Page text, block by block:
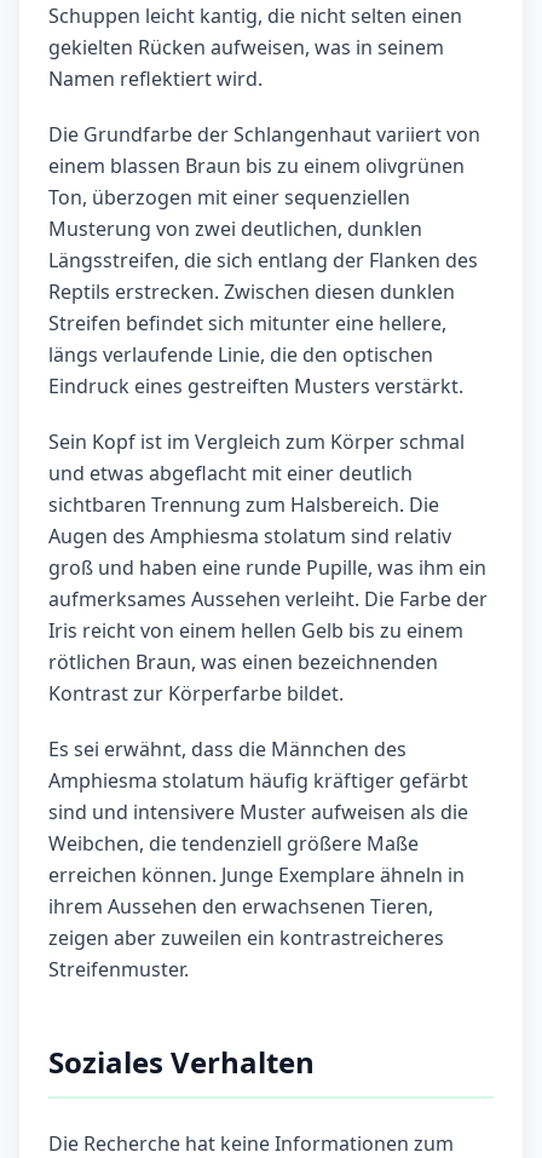
Schuppen leicht kantig, die nicht selten einen
gekielten Rücken aufweisen, was in seinem
Namen reflektiert wird.
Die Grundfarbe der Schlangenhaut variiert von
einem blassen Braun bis zu einem olivgrünen
Ton, überzogen mit einer sequenziellen
Musterung von zwei deutlichen, dunklen
Längsstreifen, die sich entlang der Flanken des
Reptils erstrecken. Zwischen diesen dunklen
Streifen befindet sich mitunter eine hellere,
längs verlaufende Linie, die den optischen
Eindruck eines gestreiften Musters verstärkt.
Sein Kopf ist im Vergleich zum Körper schmal
und etwas abgeflacht mit einer deutlich
sichtbaren Trennung zum Halsbereich. Die
Augen des Amphiesma stolatum sind relativ
groß und haben eine runde Pupille, was ihm ein
aufmerksames Aussehen verleiht. Die Farbe der
Iris reicht von einem hellen Gelb bis zu einem
rötlichen Braun, was einen bezeichnenden
Kontrast zur Körperfarbe bildet.
Es sei erwähnt, dass die Männchen des
Amphiesma stolatum häufig kräftiger gefärbt
sind und intensivere Muster aufweisen als die
Weibchen, die tendenziell größere Maße
erreichen können. Junge Exemplare ähneln in
ihrem Aussehen den erwachsenen Tieren,
zeigen aber zuweilen ein kontrastreicheres
Streifenmuster.
Soziales Verhalten
Die Recherche hat keine Informationen zum